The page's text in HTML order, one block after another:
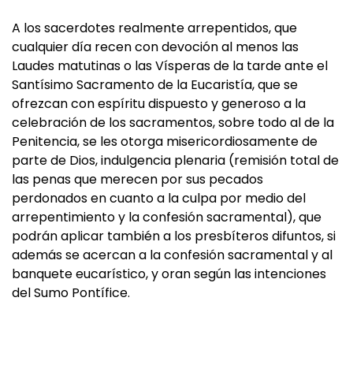
A los sacerdotes realmente arrepentidos, que
cualquier día recen con devoción al menos las
Laudes matutinas o las Vísperas de la tarde ante el
Santísimo Sacramento de la Eucaristía, que se
ofrezcan con espíritu dispuesto y generoso a la
celebración de los sacramentos, sobre todo al de la
Penitencia, se les otorga misericordiosamente de
parte de Dios, indulgencia plenaria (remisión total de
las penas que merecen por sus pecados
perdonados en cuanto a la culpa por medio del
arrepentimiento y la confesión sacramental), que
podrán aplicar también a los presbíteros difuntos, si
además se acercan a la confesión sacramental y al
banquete eucarístico, y oran según las intenciones
del Sumo Pontífice.